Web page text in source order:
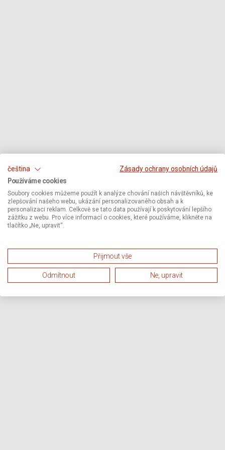
čeština
Zásady ochrany osobních údajů
Používáme cookies
Soubory cookies můžeme použít k analýze chování našich návštěvníků, ke
zlepšování našeho webu, ukázání personalizovaného obsah a k
personalizaci reklam. Celkově se tato data používají k poskytování lepšího
zážitku z webu. Pro více informací o cookies, které používáme, klikněte na
tlačítko „Ne, upravit“.
Přijmout vše
Odmítnout Ne, upravit